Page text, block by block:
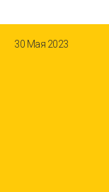
30 Мая 2023